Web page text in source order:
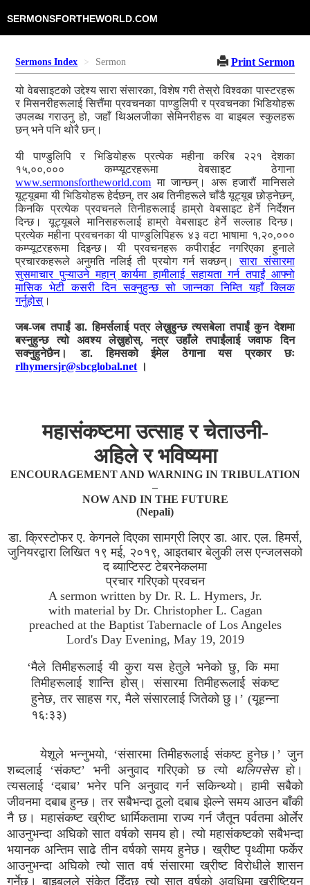
SERMONSFORTHEWORLD.COM
Sermons Index Sermon Print Sermon
यो वेबसाइटको उद्देश्य सारा संसारका, विशेष गरी तेस्रो विश्वका पास्टरहरू
र मिसनरीहरूलाई सित्तैंमा प्रवचनका पाण्डुलिपी र प्रवचनका भिडियोहरू
उपलब्ध गराउनु हो, जहाँ थिअलजीका सेमिनरीहरू वा बाइबल स्कुलहरू
छन् भने पनि थोरै छन्।
यी पाण्डुलिपि र भिडियोहरू प्रत्येक महीना करिब २२१ देशका
१५,००,००० कम्प्यूटरहरूमा वेबसाइट ठेगाना
www.sermonsfortheworld.com मा जान्छन्। अरू हजारौं मानिसले
यूट्यूबमा यी भिडियोहरू हेर्दछन्, तर अब तिनीहरूले चाँडै यूट्यूब छोड्नेछन्,
किनकि प्रत्येक प्रवचनले तिनीहरूलाई हाम्रो वेबसाइट हेर्ने निर्देशन
दिन्छ। यूट्यूबले मानिसहरूलाई हाम्रो वेबसाइट हेर्ने सल्लाह दिन्छ।
प्रत्येक महीना प्रवचनका यी पाण्डुलिपिहरू ४३ वटा भाषामा १,२०,०००
कम्प्यूटरहरूमा दिइन्छ। यी प्रवचनहरू कपीराईट नगरिएका हुनाले
प्रचारकहरूले अनुमति नलिई ती प्रयोग गर्न सक्छन्।सारा संसारमा
सुसमाचार पुऱ्याउने महान् कार्यमा हामीलाई सहायता गर्न तपाईं आफ्नो
मासिक भेटी कसरी दिन सक्नुहुन्छ सो जान्नका निम्ति यहाँ क्लिक
गर्नुहोस् ।
जब-जब तपाईं डा. हिमर्सलाई पत्र लेख्नुहुन्छ त्यसबेला तपाईं कुन देशमा
बस्नुहुन्छ त्यो अवश्य लेख्नुहोस्, नत्र उहाँले तपाईंलाई जवाफ दिन
सक्नुहुनेछैन। डा. हिमसको ईमेल ठेगाना यस प्रकार छः
rlhymersjr@sbcglobal.net ।
महासंकष्टमा उत्साह र चेताउनी-
अहिले र भविष्यमा
ENCOURAGEMENT AND WARNING IN TRIBULATION
–
NOW AND IN THE FUTURE
(Nepali)
डा. क्रिस्टोफर ए. केगनले दिएका सामग्री लिएर डा. आर. एल. हिमर्स,
जुनियरद्वारा लिखित १९ मई, २०१९, आइतबार बेलुकी लस एन्जलसको
द ब्याप्टिस्ट टेबरनेकलमा
प्रचार गरिएको प्रवचन
A sermon written by Dr. R. L. Hymers, Jr.
with material by Dr. Christopher L. Cagan
preached at the Baptist Tabernacle of Los Angeles
Lord's Day Evening, May 19, 2019
‘मैले तिमीहरूलाई यी कुरा यस हेतुले भनेको छु, कि ममा
तिमीहरूलाई शान्ति होस्। संसारमा तिमीहरूलाई संकष्ट
हुनेछ, तर साहस गर, मैले संसारलाई जितेको छु।’ (यूहन्ना
१६:३३)
येशूले भन्नुभयो, ‘संसारमा तिमीहरूलाई संकष्ट हुनेछ।’ जुन
शब्दलाई ‘संकष्ट’ भनी अनुवाद गरिएको छ त्यो थलिपसेसहो।
त्यसलाई ‘दबाब’ भनेर पनि अनुवाद गर्न सकिन्थ्यो। हामी सबैको
जीवनमा दबाब हुन्छ। तर सबैभन्दा ठूलो दबाब झेल्ने समय आउन बाँकी
नै छ। महासंकष्ट ख्रीष्ट धार्मिकतामा राज्य गर्न जैतून पर्वतमा ओर्लेर
आउनुभन्दा अघिको सात वर्षको समय हो। त्यो महासंकष्टको सबैभन्दा
भयानक अन्तिम साढे तीन वर्षको समय हुनेछ। ख्रीष्ट पृथ्वीमा फर्केर
आउनुभन्दा अघिको त्यो सात वर्ष संसारमा ख्रीष्ट विरोधीले शासन
गर्नेछ। बाइबलले संकेत दिँदछ त्यो सात वर्षको अवधिमा ख्रीष्टियन